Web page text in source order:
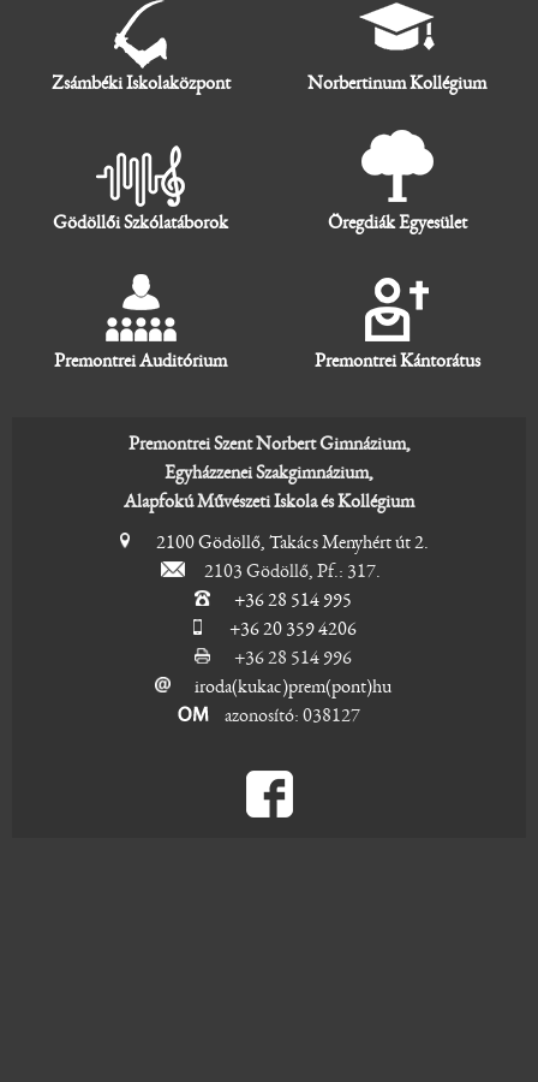
Zsámbéki Iskolaközpont Norbertinum Kollégium
Gödöllői Szkólatáborok Öregdiák Egyesület
Premontrei Auditórium Premontrei Kántorátus
Premontrei Szent Norbert Gimnázium,
Egyházzenei Szakgimnázium,
Alapfokú Művészeti Iskola és Kollégium
2100 Gödöllő, Takács Menyhért út 2.
2103 Gödöllő, Pf.: 317.
+36 28 514 995
+36 20 359 4206
+36 28 514 996
iroda(kukac)prem(pont)hu
azonosító: 038127